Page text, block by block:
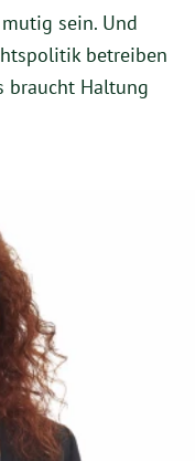
sein. Und
betreiben
braucht Haltung